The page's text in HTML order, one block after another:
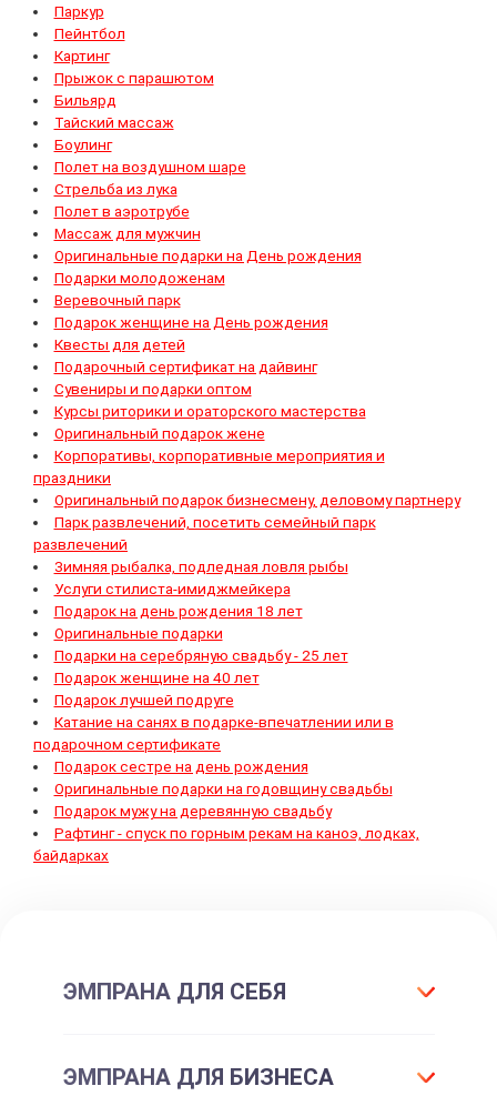
Паркур
Пейнтбол
Картинг
Прыжок с парашютом
Бильярд
Тайский массаж
Боулинг
Полет на воздушном шаре
Стрельба из лука
Полет в аэротрубе
Массаж для мужчин
Оригинальные подарки на День рождения
Подарки молодоженам
Веревочный парк
Подарок женщине на День рождения
Квесты для детей
Подарочный сертификат на дайвинг
Сувениры и подарки оптом
Курсы риторики и ораторского мастерства
Оригинальный подарок жене
Корпоративы, корпоративные мероприятия и
праздники
Оригинальный подарок бизнесмену, деловому партнеру
Парк развлечений, посетить семейный парк
развлечений
Зимняя рыбалка, подледная ловля рыбы
Услуги стилиста-имиджмейкера
Подарок на день рождения 18 лет
Оригинальные подарки
Подарки на серебряную свадьбу - 25 лет
Подарок женщине на 40 лет
Подарок лучшей подруге
Катание на санях в подарке-впечатлении или в
подарочном сертификате
Подарок сестре на день рождения
Оригинальные подарки на годовщину свадьбы
Подарок мужу на деревянную свадьбу
Рафтинг - спуск по горным рекам на каноэ, лодках,
байдарках
ЭМПРАНА ДЛЯ СЕБЯ
Все впечатления
ЭМПРАНА ДЛЯ БИЗНЕСА